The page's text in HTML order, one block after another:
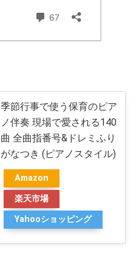
季節行事で使う保育のピア
ノ伴奏 現場で愛される140
曲 全曲指番号&ドレミふり
がなつき (ピアノスタイル)
Amazon
楽天市場
Yahooショッピング